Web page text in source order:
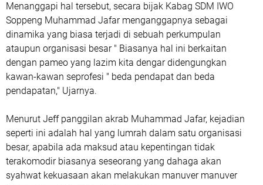
Menanggapi hal tersebut, secara bijak Kabag SDM IWO
Soppeng Muhammad Jafar menganggapnya sebagai
dinamika yang biasa terjadi di sebuah perkumpulan
ataupun organisasi besar " Biasanya hal ini berkaitan
dengan pameo yang lazim kita dengar didengungkan
kawan-kawan seprofesi " beda pendapat dan beda
pendapatan," Ujarnya.
Menurut Jeff panggilan akrab Muhammad Jafar, kejadian
seperti ini adalah hal yang lumrah dalam satu organisasi
besar, apabila ada maksud atau kepentingan tidak
terakomodir biasanya seseorang yang dahaga akan
syahwat kekuasaan akan melakukan manuver manuver